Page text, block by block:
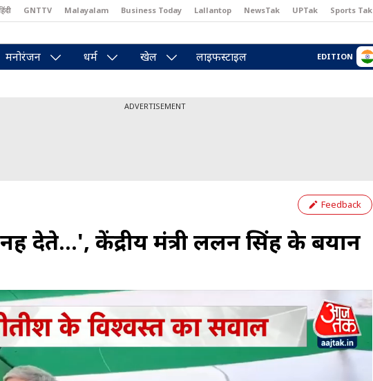
GNTTV Malayalam Business Today Lallantop NewsTak UPTak Sports Tak
मनोरंजन धर्म खेल लाइफस्टाइल EDITION
ADVERTISEMENT
Feedback
देते...', केंद्रीय मंत्री ललन सिंह के बयान